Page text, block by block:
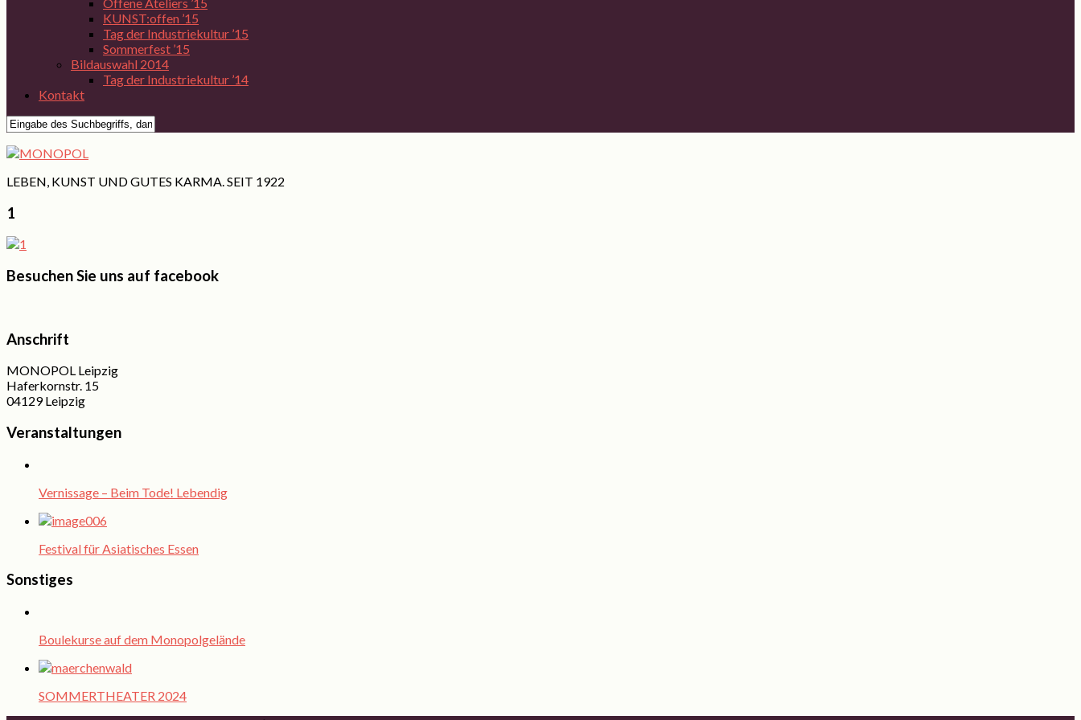
KUNST:offen ’15
Tag der Industriekultur ’15
Sommerfest ’15
Bildauswahl 2014
Tag der Industriekultur ’14
Kontakt
LEBEN, KUNST UND GUTES KARMA. SEIT 1922
1
Besuchen Sie uns auf facebook
Anschrift
MONOPOL Leipzig
Haferkornstr. 15
04129 Leipzig
Veranstaltungen
Vernissage – Beim Tode! Lebendig
Festival für Asiatisches Essen
Sonstiges
Boulekurse auf dem Monopolgelände
SOMMERTHEATER 2024